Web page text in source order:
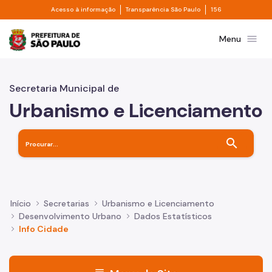
Pular para o Conteúdo principal
Acesso à informação Divisor de acesso à informação
Transparência São Paulo Divisor de
156
Prefeitura de São PauloMenu menu
Secretaria Municipal de
Urbanismo e Licenciamento
search
Início Secretarias
Urbanismo e Licenciamento
Desenvolvimento Urbano
Dados Estatísticos
Info Cidade